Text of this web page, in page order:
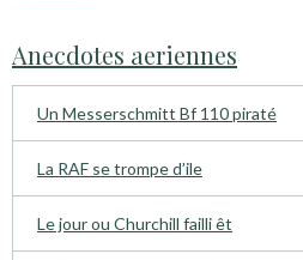
Anecdotes aeriennes
Un Messerschmitt Bf 110 piraté
La RAF se trompe d’ile
Le jour ou Churchill failli êt